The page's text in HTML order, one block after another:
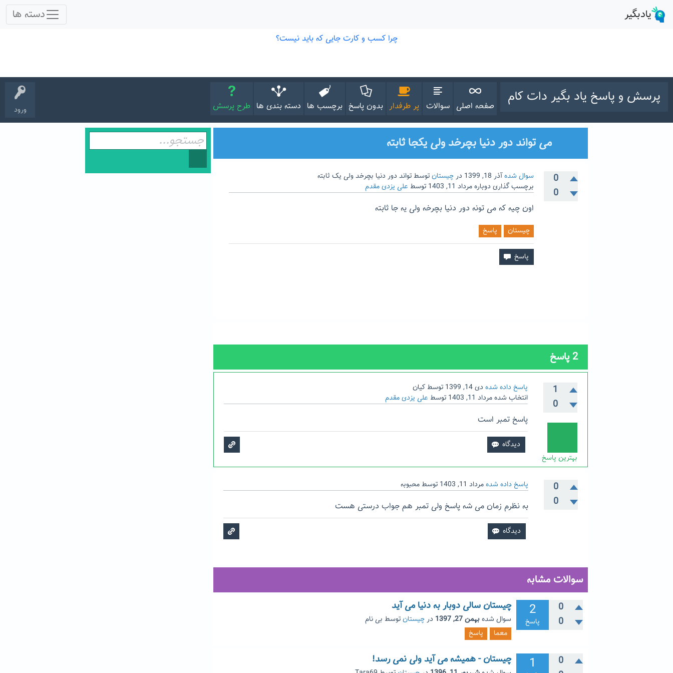
ورود
پرسش و پاسخ یاد بگیر دات کام
صفحه اصلی سوالات پر طرفدار بدون پاسخ برچسب ها دسته بندی ها طرح پرسش
می تواند دور دنیا بچرخد ولی یکجا ثابته
0
0
سوال شدهآذر 18, 1399 درچیستانتوسط تواند دور دنیا بچرخد ولی یک ثابته
برچسب گذاری دوبارهمرداد 11, 1403 توسط علی یزدی مقدم
اون چیه که می تونه دور دنیا بچرخه ولی یه جا ثابته
چیستان پاسخ
2پاسخ
1
0
پاسخ داده شده دی 14, 1399 توسط کیان
انتخاب شدهمرداد 11, 1403 توسط علی یزدی مقدم
بهترین پاسخ
پاسخ تمبر است
0
0
پاسخ داده شدهمرداد 11, 1403 توسطمحبوبه
به نظرم زمان می شه پاسخ ولی تمبر هم جواب درستی هست
سوالات مشابه
0
0
2
پاسخ
چیستان سالی دوبار به دنیا می آید
سوال شدهبهمن 27, 1397 درچیستانتوسط بی نام
معما
پاسخ
0
1 چیستان - همیشه می آید ولی نمی رسد!